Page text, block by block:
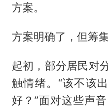
方案。
方案明确了，但筹
起初，部分居民对
触情绪。“该不该
好？”面对这些声